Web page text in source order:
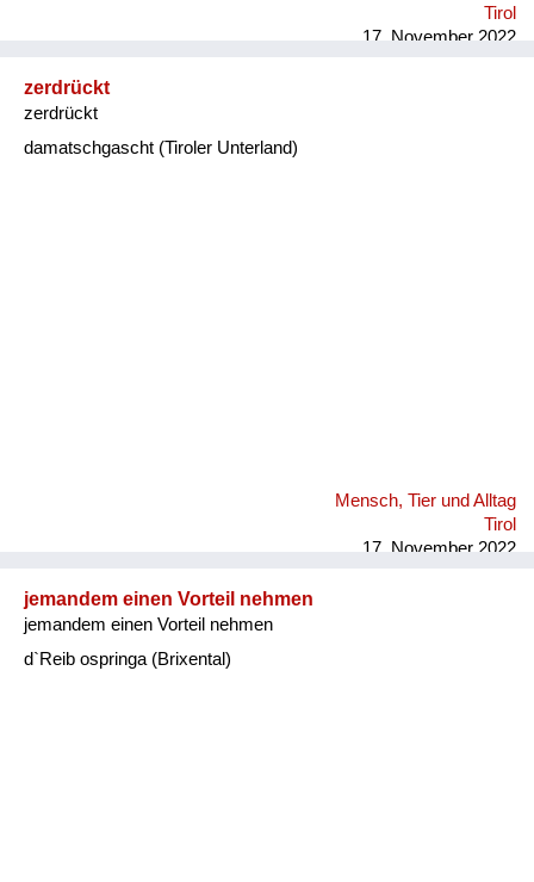
Tirol
17. November 2022
zerdrückt
zerdrückt
damatschgascht (Tiroler Unterland)
Mensch, Tier und Alltag
Tirol
17. November 2022
jemandem einen Vorteil nehmen
jemandem einen Vorteil nehmen
d`Reib ospringa (Brixental)